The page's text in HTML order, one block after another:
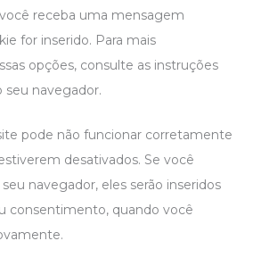
receba uma mensagem
for inserido. Para mais
opções, consulte as instruções
seu navegador.
pode não funcionar corretamente
desativados. Se você
navegador, eles serão inseridos
consentimento, quando você